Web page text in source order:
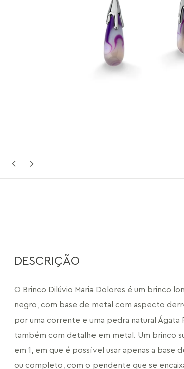
DESCRIÇÃO
O Brinco Dilúvio Maria Dolores é um brinco
negro, com base de metal com aspecto
por uma corrente e uma pedra natural Ágata
também com detalhe em metal. Um brinco
em 1, em que é possível usar apenas a base
ou completo, com o pendente que se